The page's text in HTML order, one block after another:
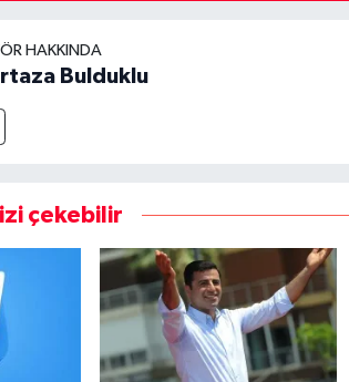
HAKKINDA
Bulduklu
çekebilir